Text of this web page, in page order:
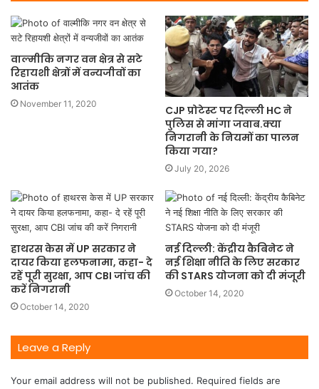
वाल्मीकि नगर वन क्षेत्र से सटे
रिहायशी क्षेत्रों में वन्यजीवों का
आतंक
November 11, 2020
CJP प्रोटेस्ट पर दिल्ली HC ने
पुलिस से मांगा जवाब.क्या
निगरानी के नियमों का पालन
किया गया?
July 20, 2026
हाथरस केस में UP सरकार ने
दायर किया हलफनामा, कहा- दे
रहें पूरी सुरक्षा, आप CBI जांच की
करें निगरानी
October 14, 2020
नई दिल्ली: केंद्रीय कैबिनेट ने
नई शिक्षा नीति के लिए सरकार
की STARS योजना को दी मंजूरी
October 14, 2020
Leave a Reply
Your email address will not be published. Required fields are